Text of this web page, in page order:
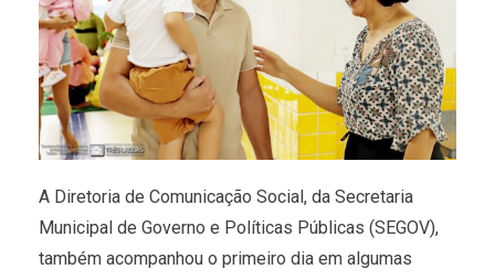
A Diretoria de Comunicação Social, da Secretaria
Municipal de Governo e Políticas Públicas (SEGOV),
também acompanhou o primeiro dia em algumas